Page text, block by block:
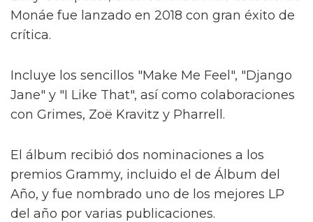
Monáe fue lanzado en 2018 con gran éxito de
crítica.
Incluye los sencillos "Make Me Feel", "Django
Jane" y "I Like That", así como colaboraciones
con Grimes, Zoë Kravitz y Pharrell.
El álbum recibió dos nominaciones a los
premios Grammy, incluido el de Álbum del
Año, y fue nombrado uno de los mejores LP
del año por varias publicaciones.